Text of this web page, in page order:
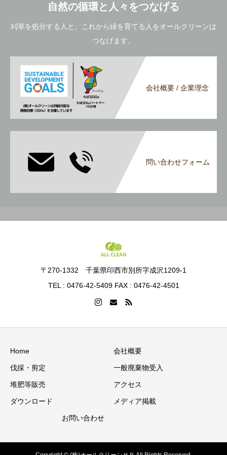
自然の循環と人々をつなげる
刈草を処分する人と、これから緑を育てる人をオールクリーンは
つなげます。
会社概要 / 企業理念
問い合わせフォーム
〒270-1332 千葉県印西市別所字成沢1209-1
TEL : 0476-42-5409 FAX : 0476-42-4501
Home 会社概要
伐採・剪定 一般廃棄物受入
堆肥等販売 アクセス
ダウンロード メディア掲載
お問い合わせ